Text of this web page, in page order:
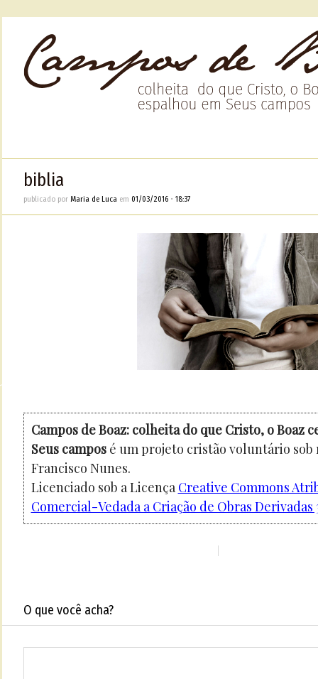
biblia
publicado por Maria de Lucaem 01/03/2016• 18:37
Campos de Boaz: colheita do que Cristo, o Boaz
Seus camposé um projeto cristão voluntário sob
Francisco Nunes.
Licenciado sob a Licença Creative Commons
Comercial-Vedada a Criação de Obras Derivadas
O que você acha?